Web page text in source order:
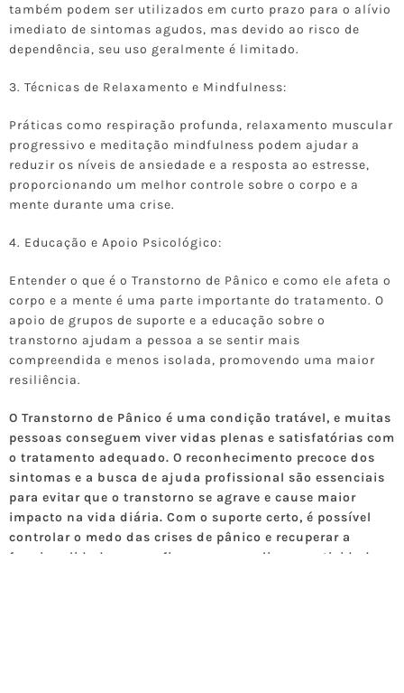
também podem ser utilizados em curto prazo para o alívio
imediato de sintomas agudos, mas devido ao risco de
dependência, seu uso geralmente é limitado.
3. Técnicas de Relaxamento e Mindfulness:
Práticas como respiração profunda, relaxamento muscular
progressivo e meditação mindfulness podem ajudar a
reduzir os níveis de ansiedade e a resposta ao estresse,
proporcionando um melhor controle sobre o corpo e a
mente durante uma crise.
4. Educação e Apoio Psicológico:
Entender o que é o Transtorno de Pânico e como ele afeta o
corpo e a mente é uma parte importante do tratamento. O
apoio de grupos de suporte e a educação sobre o
transtorno ajudam a pessoa a se sentir mais
compreendida e menos isolada, promovendo uma maior
resiliência.
O Transtorno de Pânico é uma condição tratável, e muitas
pessoas conseguem viver vidas plenas e satisfatórias com
o tratamento adequado. O reconhecimento precoce dos
sintomas e a busca de ajuda profissional são essenciais
para evitar que o transtorno se agrave e cause maior
impacto na vida diária. Com o suporte certo, é possível
controlar o medo das crises de pânico e recuperar a
funcionalidade e a confiança para realizar as atividades